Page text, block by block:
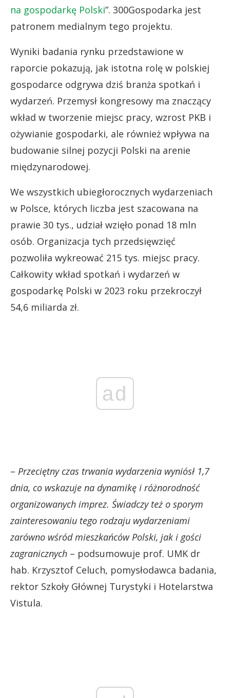
na gospodarkę Polski”. 300Gospodarka jest
patronem medialnym tego projektu.
Wyniki badania rynku przedstawione w
raporcie pokazują, jak istotna rolę w polskiej
gospodarce odgrywa dziś branża spotkań i
wydarzeń. Przemysł kongresowy ma znaczący
wkład w tworzenie miejsc pracy, wzrost PKB i
ożywianie gospodarki, ale również wpływa na
budowanie silnej pozycji Polski na arenie
międzynarodowej.
We wszystkich ubiegłorocznych wydarzeniach
w Polsce, których liczba jest szacowana na
prawie 30 tys., udział wzięło ponad 18 mln
osób. Organizacja tych przedsięwzięć
pozwoliła wykreować 215 tys. miejsc pracy.
Całkowity wkład spotkań i wydarzeń w
gospodarkę Polski w 2023 roku przekroczył
54,6 miliarda zł.
ad
– Przeciętny czas trwania wydarzenia wyniósł 1,7
dnia, co wskazuje na dynamikę i różnorodność
organizowanych imprez. Świadczy też o sporym
zainteresowaniu tego rodzaju wydarzeniami
zarówno wśród mieszkańców Polski, jak i gości
zagranicznych – podsumowuje prof. UMK dr
hab. Krzysztof Celuch, pomysłodawca badania,
rektor Szkoły Głównej Turystyki i Hotelarstwa
Vistula.